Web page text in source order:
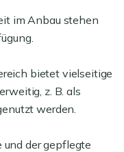
im Anbau stehen
bietet vielseitige
z. B. als
werden.
und der gepflegte